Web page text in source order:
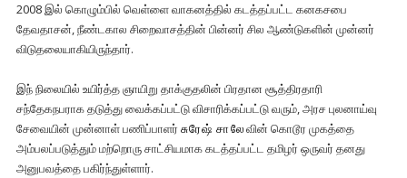
2008 இல் கொழும்பில் வெள்ளை வாகனத்தில் கடத்தப்பட்ட கனகசபை
தேவதாசன், நீண்டகால சிறைவாசத்தின் பின்னர் சில ஆண்டுகளின் முன்னர்
விடுதலையாகியிருந்தார்.
இந் நிலையில் உயிர்த்த ஞாயிறு தாக்குதலின் பிரதான சூத்திரதாரி
சந்தேகநபராக தடுத்து வைக்கப்பட்டு விசாரிக்கப்பட்டு வரும், அரச புலனாய்வு
சேவையின் முன்னாள் பணிப்பாளர் சுரேஷ் சாலேவின் கொடூர முகத்தை
அம்பலப்படுத்தும் மற்றொரு சாட்சியமாக கடத்தப்பட்ட தமிழர் ஒருவர் தனது
அனுபவத்தை பகிர்ந்துள்ளார்.